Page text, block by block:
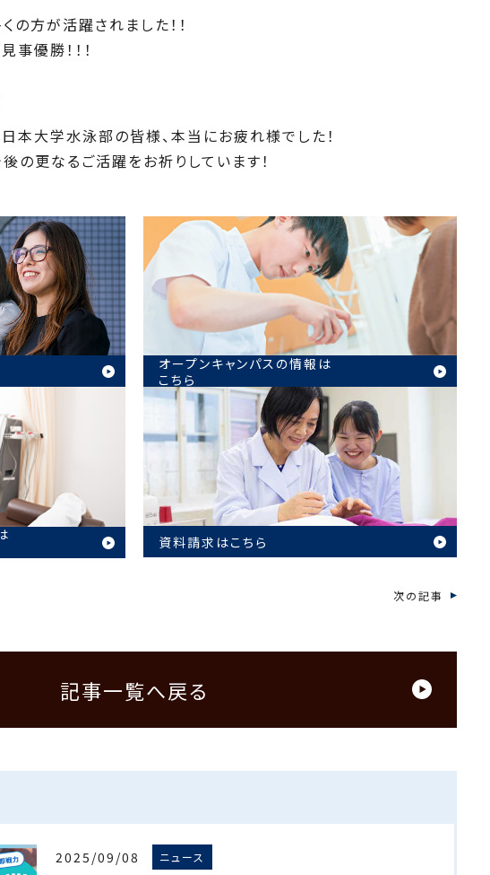
方が活躍されました！！
優勝！！！
本大学水泳部の皆様、本当にお疲れ様でした！
の更なるご活躍をお祈りしています！
オープンキャンパスの情報は
こちら
資料請求はこちら
次の記事
記事一覧へ戻る
2025/09/08 ニュース